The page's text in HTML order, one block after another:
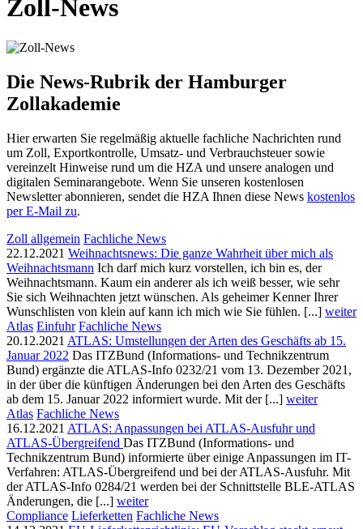
Zoll-News
Die News-Rubrik der Hamburger
Zollakademie
Hier erwarten Sie regelmäßig aktuelle fachliche Nachrichten rund
um Zoll, Exportkontrolle, Umsatz- und Verbrauchsteuer sowie
vereinzelt Hinweise rund um die HZA und unsere analogen und
digitalen Seminarangebote. Wenn Sie unseren kostenlosen
Newsletter abonnieren, sendet die HZA Ihnen diese News kostenlos
per E-Mail zu.
Zoll allgemein Fachliche News
22.12.2021 Weihnachtsnews: Die ganze Wahrheit über mich als
Weihnachtsmann Ich darf mich kurz vorstellen, ich bin es, der
Weihnachtsmann. Kaum ein anderer als ich weiß besser, wie sehr
Sie sich Weihnachten jetzt wünschen. Als geheimer Kenner Ihrer
Wunschlisten von klein auf kann ich mich wie Sie fühlen. [...] weiter
Atlas Einfuhr Fachliche News
20.12.2021 ATLAS: Umstellungen der Arten des Geschäfts ab 15.
Januar 2022 Das ITZBund (Informations- und Technikzentrum
Bund) ergänzte die ATLAS-Info 0232/21 vom 13. Dezember 2021,
in der über die künftigen Änderungen bei den Arten des Geschäfts
ab dem 15. Januar 2022 informiert wurde. Mit der [...] weiter
Atlas Fachliche News
16.12.2021 ATLAS: Anpassungen bei ATLAS-Ausfuhr und
ATLAS-Übergreifend Das ITZBund (Informations- und
Technikzentrum Bund) informierte über einige Anpassungen im IT-
Verfahren: ATLAS-Übergreifend und bei der ATLAS-Ausfuhr. Mit
der ATLAS-Info 0284/21 werden bei der Schnittstelle BLE-ATLAS
Änderungen, die [...] weiter
Compliance Lieferketten Fachliche News